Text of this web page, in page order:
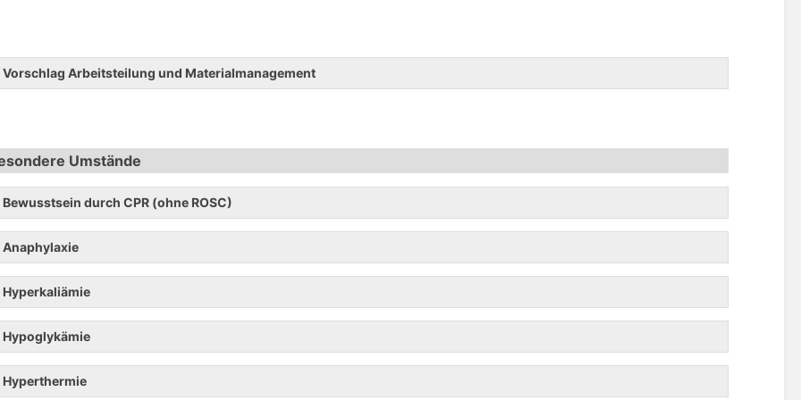
Vorschlag Arbeitsteilung und Materialmanagement
Umstände
Bewusstsein durch CPR (ohne ROSC)
Anaphylaxie
Hyperkaliämie
Hypoglykämie
Hyperthermie